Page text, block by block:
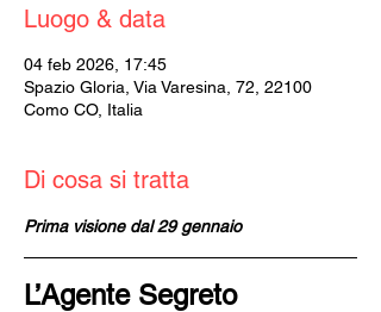
Luogo & data
04 feb 2026, 17:45
Spazio Gloria, Via Varesina, 72, 22100
Como CO, Italia
Di cosa si tratta
Prima visione dal 29 gennaio
L’Agente Segreto